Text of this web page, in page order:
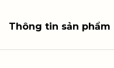
Thông tin sản phẩm